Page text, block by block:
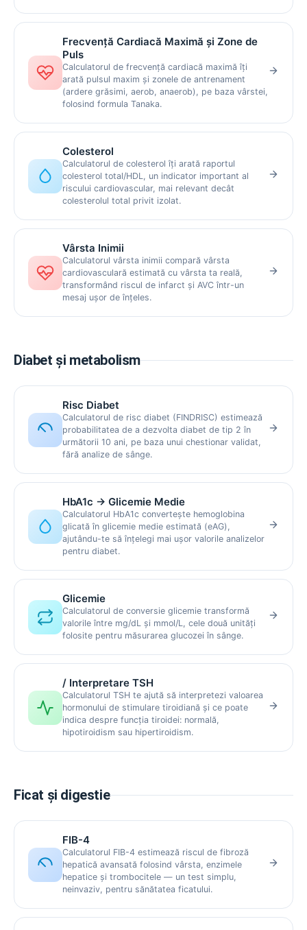
Frecvență Cardiacă Maximă și Zone de
Puls
Calculatorul de frecvență cardiacă maximă îți
arată pulsul maxim și zonele de antrenament
(ardere grăsimi, aerob, anaerob), pe baza vârstei,
folosind formula Tanaka.
Colesterol
Calculatorul de colesterol îți arată raportul
colesterol total/HDL, un indicator important al
riscului cardiovascular, mai relevant decât
colesterolul total privit izolat.
Vârsta Inimii
Calculatorul vârsta inimii compară vârsta
cardiovasculară estimată cu vârsta ta reală,
transformând riscul de infarct și AVC într-un
mesaj ușor de înțeles.
Diabet și metabolism
Risc Diabet
Calculatorul de risc diabet (FINDRISC) estimează
probabilitatea de a dezvolta diabet de tip 2 în
următorii 10 ani, pe baza unui chestionar validat,
fără analize de sânge.
HbA1c → Glicemie Medie
Calculatorul HbA1c convertește hemoglobina
glicată în glicemie medie estimată (eAG),
ajutându-te să înțelegi mai ușor valorile analizelor
pentru diabet.
Glicemie
Calculatorul de conversie glicemie transformă
valorile între mg/dL și mmol/L, cele două unități
folosite pentru măsurarea glucozei în sânge.
/ Interpretare TSH
Calculatorul TSH te ajută să interpretezi valoarea
hormonului de stimulare tiroidiană și ce poate
indica despre funcția tiroidei: normală,
hipotiroidism sau hipertiroidism.
Ficat și digestie
FIB-4
Calculatorul FIB-4 estimează riscul de fibroză
hepatică avansată folosind vârsta, enzimele
hepatice și trombocitele — un test simplu,
neinvaziv, pentru sănătatea ficatului.